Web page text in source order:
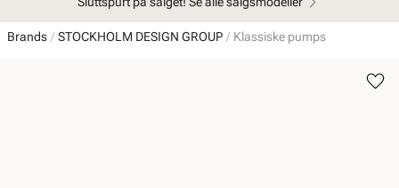
Brands STOCKHOLM DESIGN GROUP Klassiske pumps